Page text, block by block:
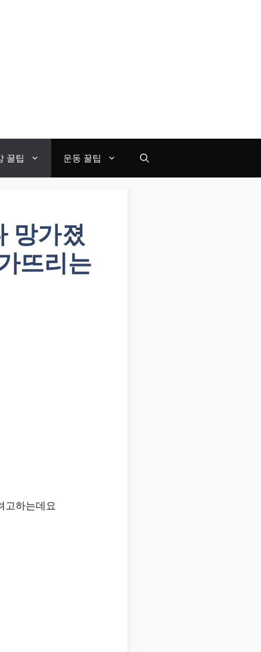
꿀팁 운동 꿀팁
망가졌
뜨리는
고하는데요